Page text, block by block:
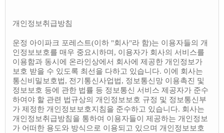
개인정보취급방침
운정 아이파크 포레스트(이하 "회사"라 함)는 이용자들의 개
인정보보호를 매우 중요시하며, 이용자가 회사의 서비스를
이용함과 동시에 온라인상에서 회사에 제공한 개인정보가
보호 받을 수 있도록 최선을 다하고 있습니다. 이에 회사는
통신비밀보호법, 전기통신사업법, 정보통신망 이용촉진 및
정보보호 등에 관한 법률 등 정보통신 서비스 제공자가 준수
하여야 할 관련 법규상의 개인정보보호 규정 및 정보통신부
가 제정한 개인정보보호지침을 준수하고 있습니다. 회사는
개인정보취급방침을 통하여 이용자들이 제공하는 개인정보
가 어떠한 용도와 방식으로 이용되고 있으며 개인정보보호